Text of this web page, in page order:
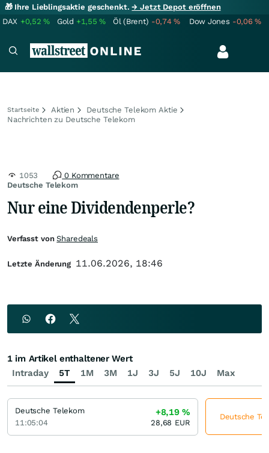
🎁 Ihre Lieblingsaktie geschenkt.→ Jetzt Depot eröffnen
DAX +0,52% Gold +1,55% Öl (Brent) -0,74% Dow Jones -0,06%
Startseite Aktien
Deutsche Telekom Aktie
Nachrichten zu Deutsche Telekom
Deutsche Telekom
1053 0 Kommentare
Nur eine Dividendenperle?
Verfasst vonSharedeals
Letzte Änderung 11.06.2026, 18:46
Intraday 5T 1M 3M 1J 3J 5J 10J Max
1 im Artikel enthaltener Wert
Deutsche Telekom
11:05:04
+8,19%
28,68 EUR
Deutsche